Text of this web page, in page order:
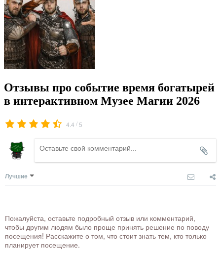
Отзывы про событие время богатырей
в интерактивном Музее Магии 2026
4.4 / 5
Лучшие
Пожалуйста, оставьте подробный отзыв или комментарий,
чтобы другим людям было проще принять решение по поводу
посещения! Расскажите о том, что стоит знать тем, кто только
планирует посещение.